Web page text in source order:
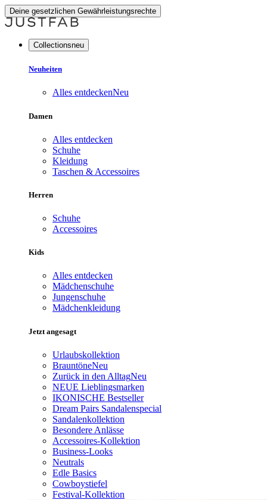
Deine gesetzlichen Gewährleistungsrechte
Collectionsneu
Neuheiten
Alles entdeckenNeu
Damen
Alles entdecken
Schuhe
Kleidung
Taschen & Accessoires
Herren
Schuhe
Accessoires
Kids
Alles entdecken
Mädchenschuhe
Jungenschuhe
Mädchenkleidung
Jetzt angesagt
Urlaubskollektion
BrauntöneNeu
Zurück in den AlltagNeu
NEUE Lieblingsmarken
IKONISCHE Bestseller
Dream Pairs Sandalenspecial
Sandalenkollektion
Besondere Anlässe
Accessoires-Kollektion
Business-Looks
Neutrals
Edle Basics
Cowboystiefel
Festival-Kollektion